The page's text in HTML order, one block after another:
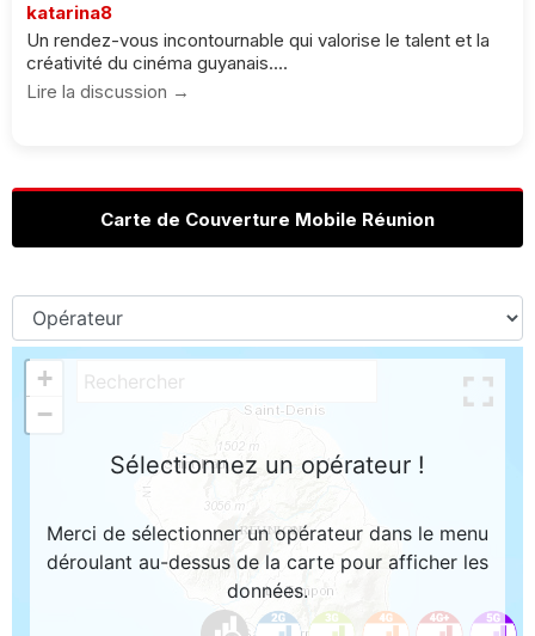
katarina8
Un rendez-vous incontournable qui valorise le talent et la
créativité du cinéma guyanais....
Lire la discussion →
Carte de Couverture Mobile Réunion